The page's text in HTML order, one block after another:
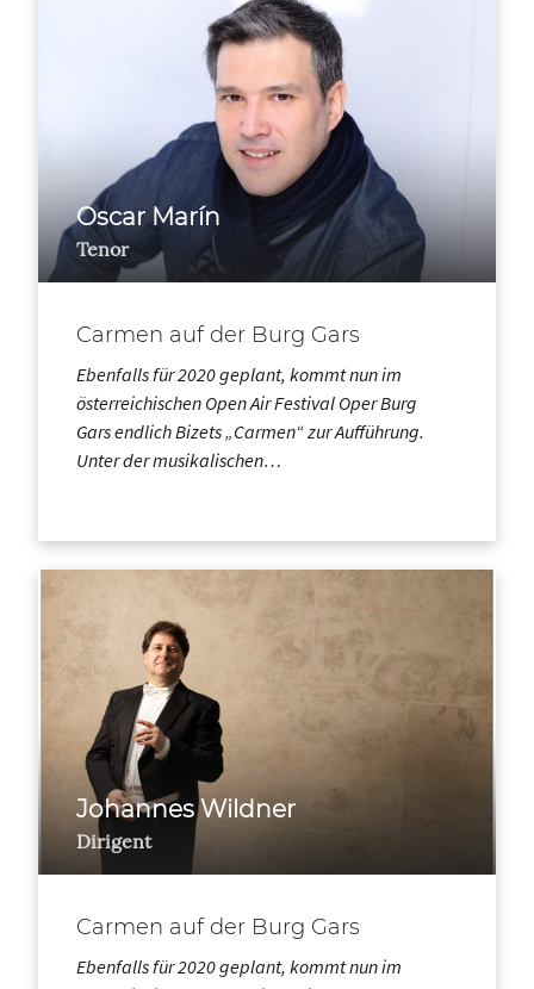
Oscar Marín
Tenor
Carmen auf der Burg Gars
Ebenfalls für 2020 geplant, kommt nun im
österreichischen Open Air Festival Oper Burg
Gars endlich Bizets „Carmen“ zur Aufführung.
Unter der musikalischen…
Johannes Wildner
Dirigent
Carmen auf der Burg Gars
Ebenfalls für 2020 geplant, kommt nun im